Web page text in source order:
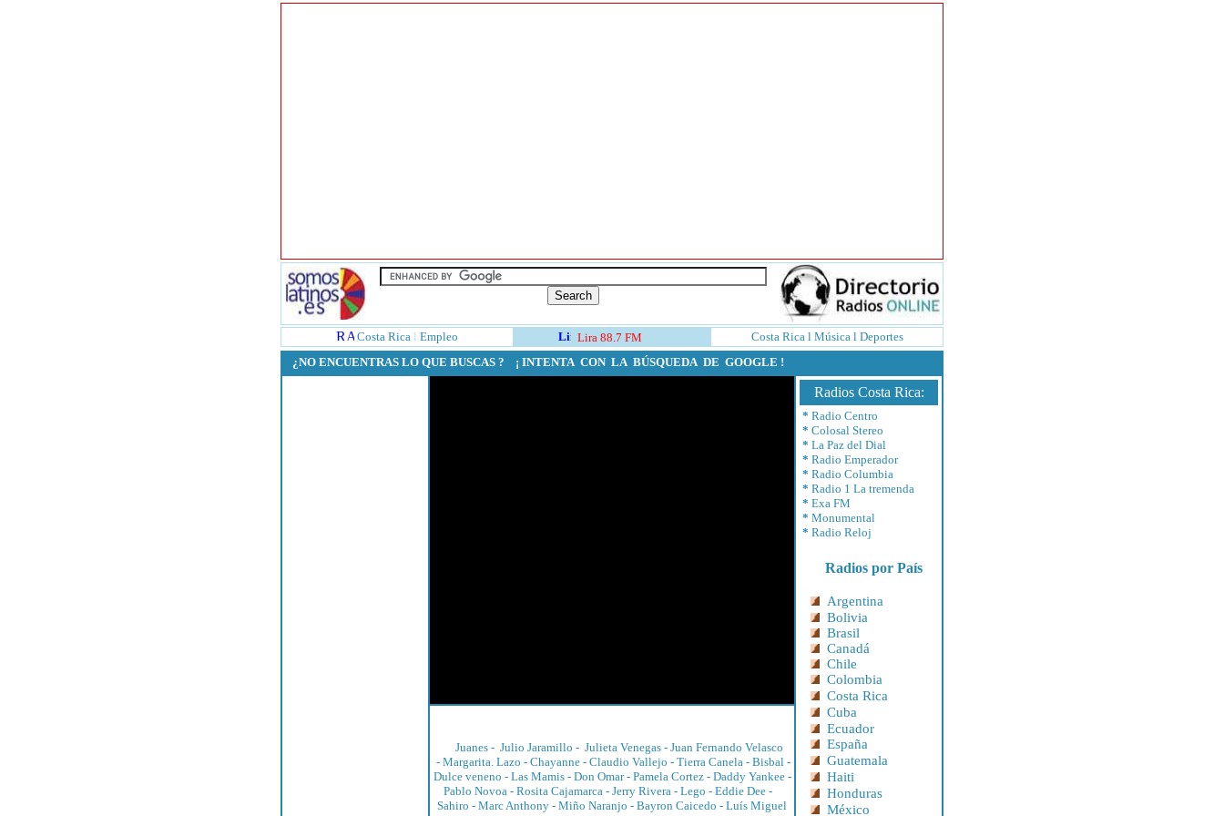
Costa Rica l Empleo Lira 88.7 FM Costa Rical Músical Deportes
¿NO ENCUENTRAS LO QUE BUSCAS ? ¡ INTENTA CON LA BÚSQUEDA DE GOOGLE !
Radios Costa Rica:
* Radio Centro
* Colosal Stereo
* La Paz del Dial
* Radio Emperador
* Radio Columbia
* Radio 1 La tremenda
* Exa FM
* Monumental
* Radio Reloj
Radios por País
Argentina
Bolivia
Brasil
Canadá
Chile
Colombia
Costa Rica
Cuba
Ecuador
España
Guatemala
Haiti
Honduras
México
Juanes - Julio Jaramillo - Julieta Venegas - Juan Fernando Velasco
- Margarita. Lazo - Chayanne - Claudio Vallejo - Tierra Canela - Bisbal -
Dulce veneno - Las Mamis- Don Omar- Pamela Cortez- Daddy Yankee-
Pablo Novoa - Rosita Cajamarca - Jerry Rivera - Lego - Eddie Dee -
Sahiro - Marc Anthony - Miño Naranjo - Bayron Caicedo - Luís Miguel